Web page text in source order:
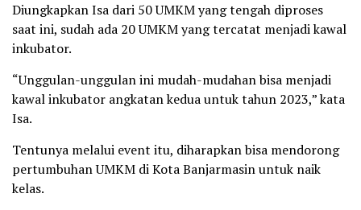
Diungkapkan Isa dari 50 UMKM yang tengah diproses
saat ini, sudah ada 20 UMKM yang tercatat menjadi kawal
inkubator.
“Unggulan-unggulan ini mudah-mudahan bisa menjadi
kawal inkubator angkatan kedua untuk tahun 2023,” kata
Isa.
Tentunya melalui event itu, diharapkan bisa mendorong
pertumbuhan UMKM di Kota Banjarmasin untuk naik
kelas.